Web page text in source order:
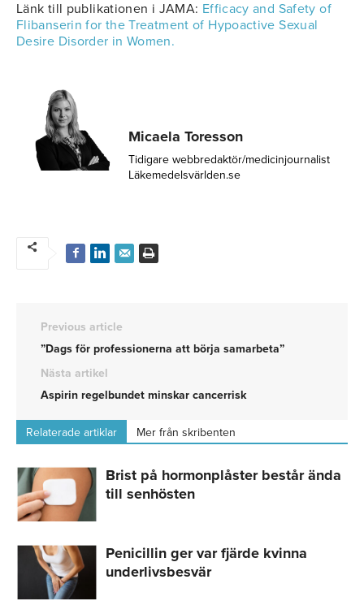
Länk till publikationen i JAMA: Efficacy and Safety of
Flibanserin for the Treatment of Hypoactive Sexual
Desire Disorder in Women.
Micaela Toresson
Tidigare webbredaktör/medicinjournalist
Läkemedelsvärlden.se
Previous article
”Dags för professionerna att börja samarbeta”
Nästa artikel
Aspirin regelbundet minskar cancerrisk
Relaterade artiklar Mer från skribenten
Brist på hormonplåster består ända
till senhösten
Penicillin ger var fjärde kvinna
underlivsbesvär